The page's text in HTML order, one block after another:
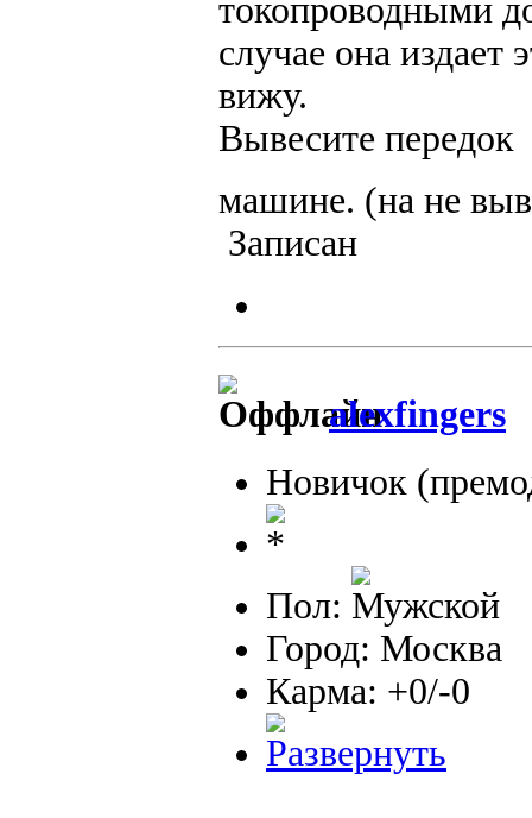
токопроводными
случае она издает
вижу.
Вывесите передок
машине. (на не
Записан
alexfingers
Новичок
Пол:
Город: Москва
Карма: +0/-0